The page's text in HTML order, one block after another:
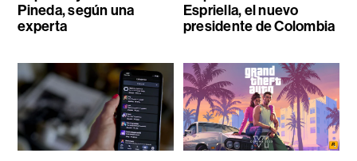
Pineda, según una
experta
Espriella, el nuevo
presidente de Colombia